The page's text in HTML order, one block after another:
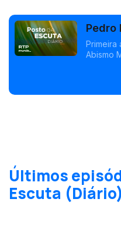
Pedro
Primeira
Abismo
Grupo
de
Últimos
Escuta (Diário)